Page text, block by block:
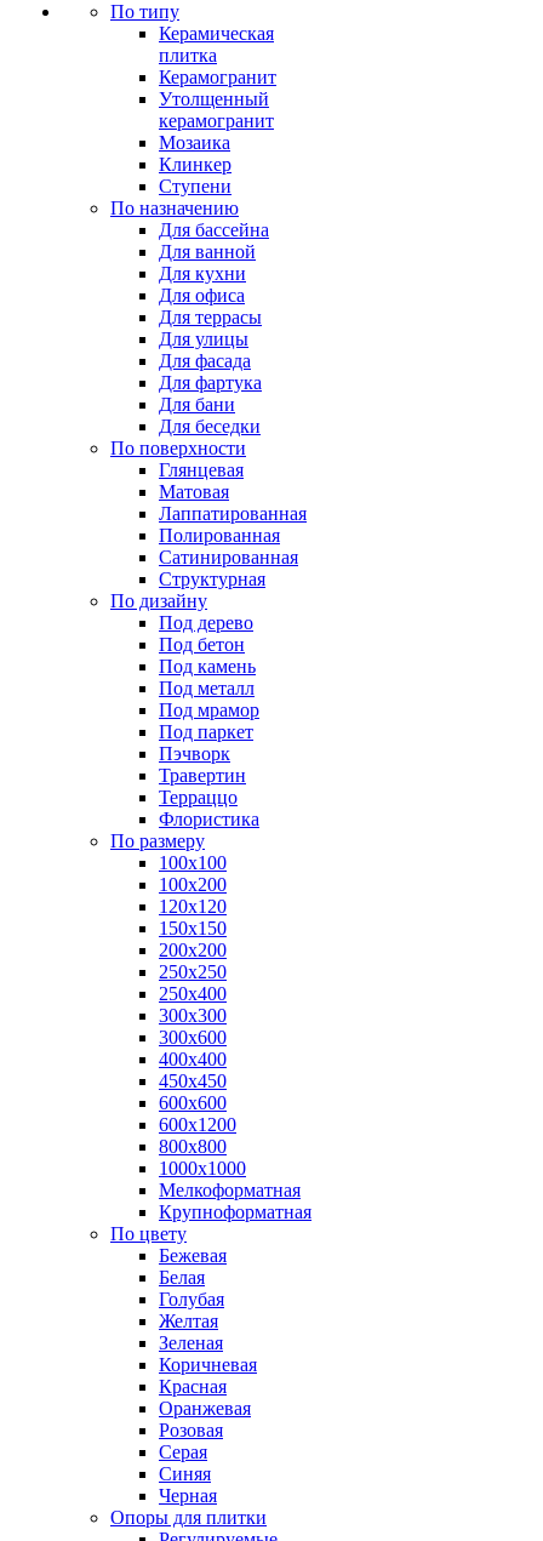
По типу
Керамическая
плитка
Керамогранит
Утолщенный
керамогранит
Мозаика
Клинкер
Ступени
По назначению
Для бассейна
Для ванной
Для кухни
Для офиса
Для террасы
Для улицы
Для фасада
Для фартука
Для бани
Для беседки
По поверхности
Глянцевая
Матовая
Лаппатированная
Полированная
Сатинированная
Структурная
По дизайну
Под дерево
Под бетон
Под камень
Под металл
Под мрамор
Под паркет
Пэчворк
Травертин
Терраццо
Флористика
По размеру
100х100
100х200
120х120
150х150
200х200
250х250
250х400
300х300
300х600
400х400
450х450
600х600
600х1200
800х800
1000х1000
Мелкоформатная
Крупноформатная
По цвету
Бежевая
Белая
Голубая
Желтая
Зеленая
Коричневая
Красная
Оранжевая
Розовая
Серая
Синяя
Черная
Опоры для плитки